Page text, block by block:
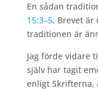
En sådan
15:3–5. Brevet är
traditionen är
Jag förde vidare
själv har tagit
enligt Skrifterna,